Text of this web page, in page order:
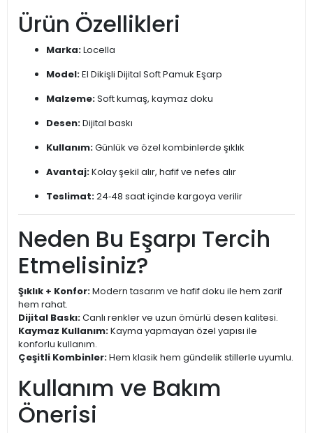
Ürün Özellikleri
Marka:Locella
Model:El Dikişli Dijital Soft Pamuk Eşarp
Malzeme:Soft kumaş, kaymaz doku
Desen:Dijital baskı
Kullanım:Günlük ve özel kombinlerde şıklık
Avantaj:Kolay şekil alır, hafif ve nefes alır
Teslimat:24‑48 saat içinde kargoya verilir
Neden Bu Eşarpı Tercih
Etmelisiniz?
Şıklık + Konfor:Modern tasarım ve hafif doku ile hem zarif
hem rahat.
Dijital Baskı:Canlı renkler ve uzun ömürlü desen kalitesi.
Kaymaz Kullanım:Kayma yapmayan özel yapısı ile
konforlu kullanım.
Çeşitli Kombinler:Hem klasik hem gündelik stillerle uyumlu.
Kullanım ve Bakım
Önerisi